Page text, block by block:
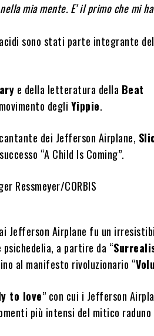
mia mente. E’ il primo che mi ha
sono stati parte integrante
e della letteratura della Beat
degli Yippie.
dei Jefferson Airplane,
“A Child Is Coming”.
Jefferson Airplane fu un
a partire da “
al manifesto rivoluzionario “
to love” con cui i Jefferson
più intensi del mitico raduno